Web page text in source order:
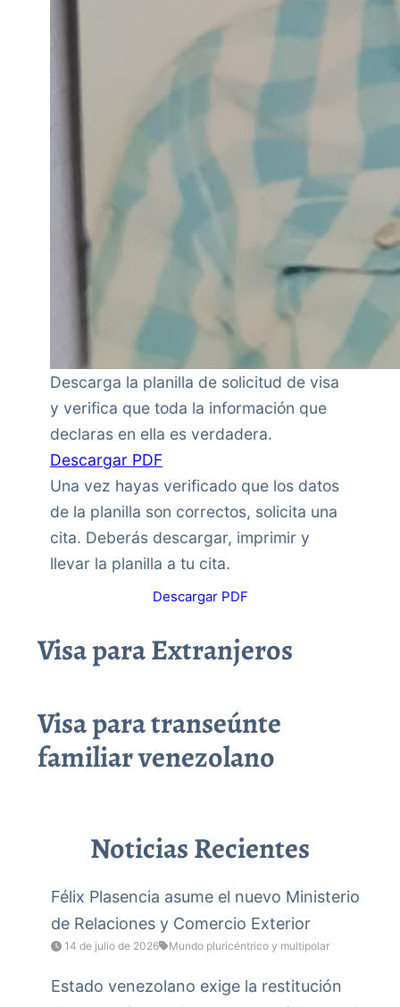
Descarga la planilla de solicitud de visa
y verifica que toda la información que
declaras en ella es verdadera.
Descargar PDF
Una vez hayas verificado que los datos
de la planilla son correctos, solicita una
cita. Deberás descargar, imprimir y
llevar la planilla a tu cita.
Descargar PDF
Visa para Extranjeros
Visa para transeúnte
familiar venezolano
Noticias Recientes
Félix Plasencia asume el nuevo Ministerio
de Relaciones y Comercio Exterior
14 de julio de 2026 Mundo pluricéntrico y multipolar
Estado venezolano exige la restitución